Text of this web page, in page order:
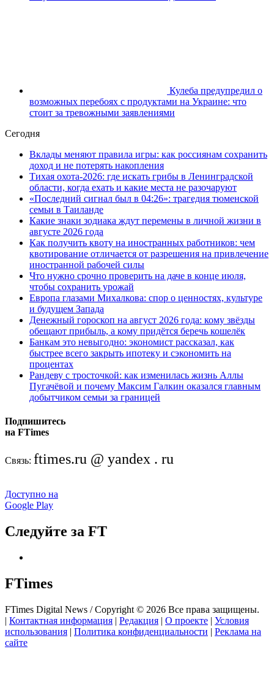
Кулеба предупредил о
возможных перебоях с продуктами на Украине: что
стоит за тревожными заявлениями
Сегодня
Вклады меняют правила игры: как россиянам сохранить
доход и не потерять накопления
Тихая охота-2026: где искать грибы в Ленинградской
области, когда ехать и какие места не разочаруют
«Последний сигнал был в 04:26»: трагедия тюменской
семьи в Таиланде
Какие знаки зодиака ждут перемены в личной жизни в
августе 2026 года
Как получить квоту на иностранных работников: чем
квотирование отличается от разрешения на привлечение
иностранной рабочей силы
Что нужно срочно проверить на даче в конце июля,
чтобы сохранить урожай
Европа глазами Михалкова: спор о ценностях, культуре
и будущем Запада
Денежный гороскоп на август 2026 года: кому звёзды
обещают прибыль, а кому придётся беречь кошелёк
Банкам это невыгодно: экономист рассказал, как
быстрее всего закрыть ипотеку и сэкономить на
процентах
Рандеву с тросточкой: как изменилась жизнь Аллы
Пугачёвой и почему Максим Галкин оказался главным
добытчиком семьи за границей
Подпишитесь
на FTimes
Связь: ftimes.ru @ yandex . ru
Доступно на
Google Play
Следуйте за FT
FTimes
FTimes Digital News / Copyright © 2026 Все права защищены.
| Контактная информация | Редакция | О проекте | Условия
использования | Политика конфиденциальности | Реклама на
сайте